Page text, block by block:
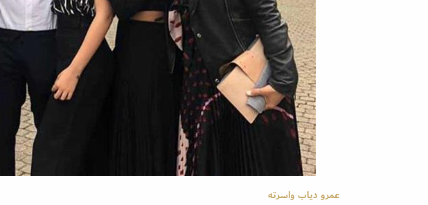
عمرو دياب واسرته